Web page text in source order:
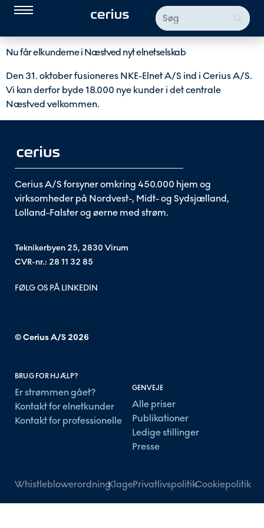
Nu får elkunderne i Næstved nyt elnetselskab
Den 31. oktober fusioneres NKE-Elnet A/S ind i Cerius A/S.
Vi kan derfor byde 18.000 nye kunder i det centrale
Næstved velkommen.
Cerius A/S forsyner omkring 450.000 hjem og
virksomheder på Nordvest-, Midt- og Sydsjælland,
Lolland-Falster og øerne med strøm.
Teknikerbyen 25, 2830 Virum
CVR-nr.: 28 11 32 85
FØLG OS PÅ LINKEDIN
© Cerius A/S 2026
BRUG FOR HJÆLP?
Er strømmen gået?
Kontakt for elnetkunder
Kontakt for professionelle
GENVEJE
Alle priser
Publikationer
Ledige stillinger
Presse
WhistleblowerordningKlagePrivatlivspolitikCookiepolitik